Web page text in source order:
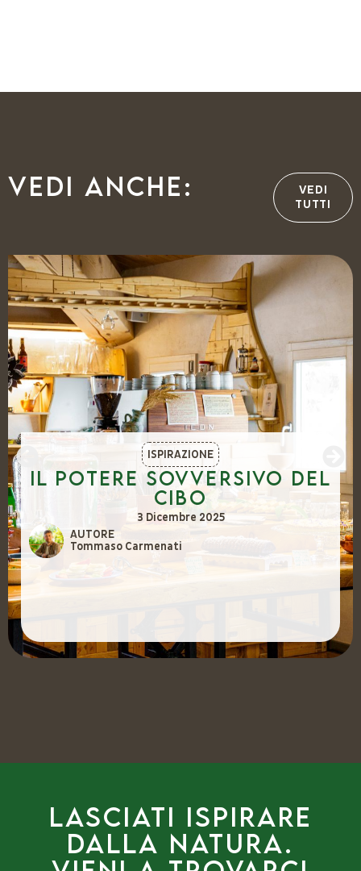
Vedi anche:
VEDI
TUTTI
ISPIRAZIONE
Il potere sovversivo del
cibo
3 Dicembre 2025
AUTORE
Tommaso Carmenati
Lasciati ispirare
dalla natura.